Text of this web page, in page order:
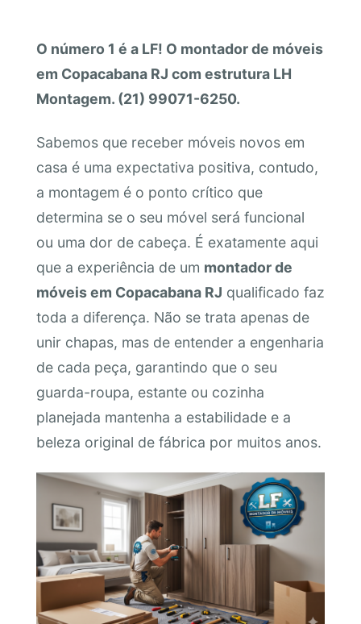
O número 1 é a LF! O montador de móveis
em Copacabana RJ com estrutura LH
Montagem. (21) 99071-6250.
Sabemos que receber móveis novos em
casa é uma expectativa positiva, contudo,
a montagem é o ponto crítico que
determina se o seu móvel será funcional
ou uma dor de cabeça. É exatamente aqui
que a experiência de um montador de
móveis em Copacabana RJ qualificado faz
toda a diferença. Não se trata apenas de
unir chapas, mas de entender a engenharia
de cada peça, garantindo que o seu
guarda-roupa, estante ou cozinha
planejada mantenha a estabilidade e a
beleza original de fábrica por muitos anos.